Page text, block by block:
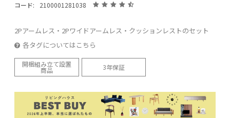
コード: 2100001281038
2Pアームレス・2Pワイドアームレス・クッションレストのセット
各タグについてはこちら
開梱組み立て設置
商品 3年保証